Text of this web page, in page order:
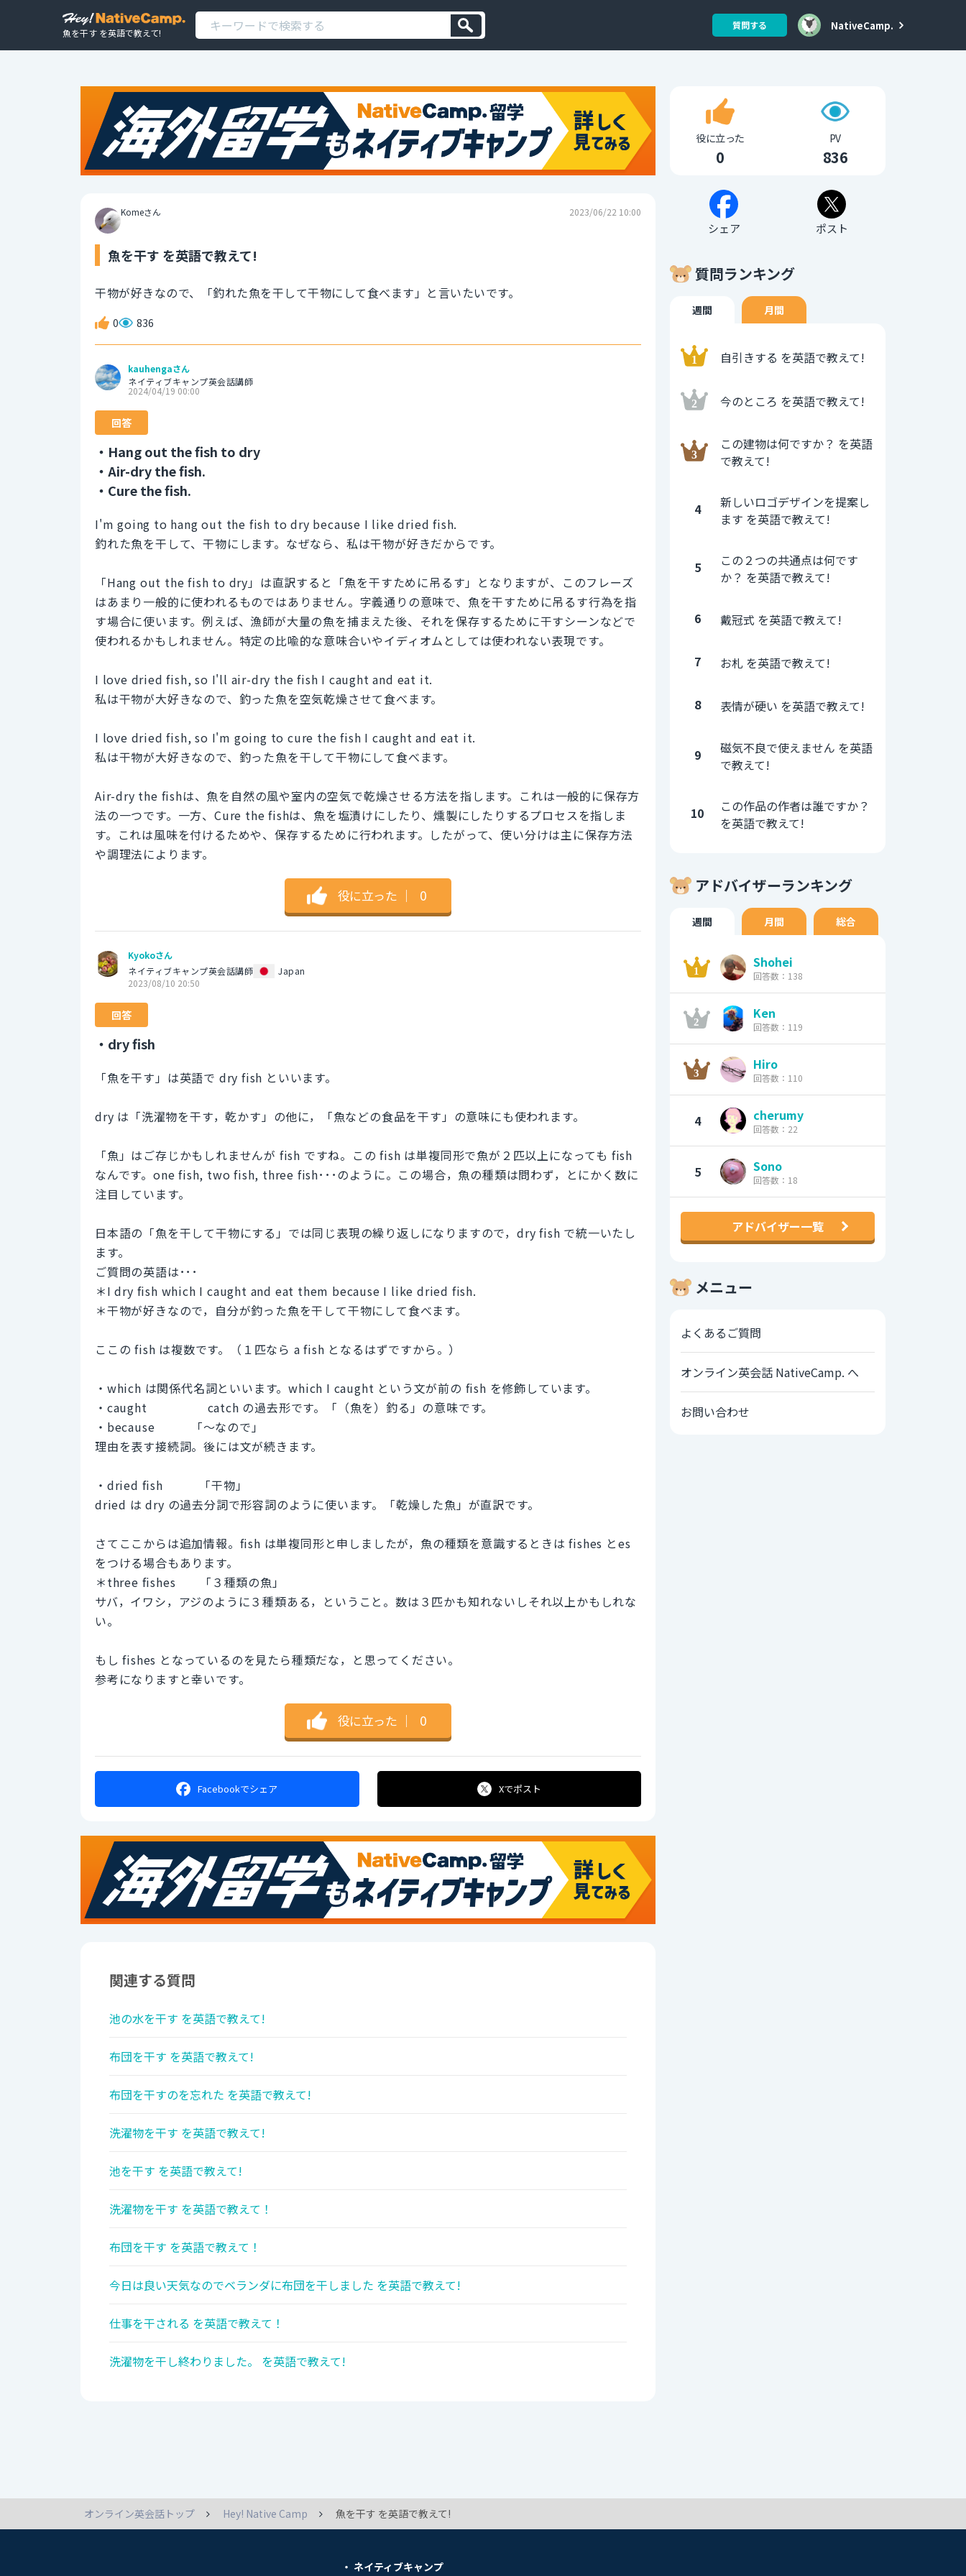
魚を干す を英語で教えて!
質問する NativeCamp.
Komeさん 2023/06/22 10:00
魚を干す を英語で教えて!
干物が好きなので、「釣れた魚を干して干物にして食べます」と言いたいです。
0 836
kauhengaさん
ネイティブキャンプ英会話講師
2024/04/19 00:00
回答
・Hang out the fish to dry
・Air-dry the fish.
・Cure the fish.
I'm going to hang out the fish to dry because I like dried fish.
釣れた魚を干して、干物にします。なぜなら、私は干物が好きだからです。
「Hang out the fish to dry」は直訳すると「魚を干すために吊るす」となりますが、このフレーズ
はあまり一般的に使われるものではありません。字義通りの意味で、魚を干すために吊るす行為を指
す場合に使います。例えば、漁師が大量の魚を捕まえた後、それを保存するために干すシーンなどで
使われるかもしれません。特定の比喩的な意味合いやイディオムとしては使われない表現です。
I love dried fish, so I'll air-dry the fish I caught and eat it.
私は干物が大好きなので、釣った魚を空気乾燥させて食べます。
I love dried fish, so I'm going to cure the fish I caught and eat it.
私は干物が大好きなので、釣った魚を干して干物にして食べます。
Air-dry the fishは、魚を自然の風や室内の空気で乾燥させる方法を指します。これは一般的に保存方
法の一つです。一方、Cure the fishは、魚を塩漬けにしたり、燻製にしたりするプロセスを指しま
す。これは風味を付けるためや、保存するために行われます。したがって、使い分けは主に保存方法
や調理法によります。
役に立った ｜ 0
Kyokoさん
ネイティブキャンプ英会話講師
Japan
2023/08/10 20:50
回答
・dry fish
「魚を干す」は英語で dry fish といいます。
dry は「洗濯物を干す，乾かす」の他に，「魚などの食品を干す」の意味にも使われます。
「魚」はご存じかもしれませんが fish ですね。この fish は単複同形で魚が２匹以上になっても fish
なんです。one fish, two fish, three fish･･･のように。この場合，魚の種類は問わず，とにかく数に
注目しています。
日本語の「魚を干して干物にする」では同じ表現の繰り返しになりますので，dry fish で統一いたし
ます。
ご質問の英語は･･･
＊I dry fish which I caught and eat them because I like dried fish.
＊干物が好きなので，自分が釣った魚を干して干物にして食べます。
ここの fish は複数です。（１匹なら a fish となるはずですから。）
・which は関係代名詞といいます。which I caught という文が前の fish を修飾しています。
・caught catch の過去形です。「（魚を）釣る」の意味です。
・because 「～なので」
理由を表す接続詞。後には文が続きます。
・dried fish 「干物」
dried は dry の過去分詞で形容詞のように使います。「乾燥した魚」が直訳です。
さてここからは追加情報。fish は単複同形と申しましたが，魚の種類を意識するときは fishes とes
をつける場合もあります。
＊three fishes 「３種類の魚」
サバ，イワシ，アジのように３種類ある，ということ。数は３匹かも知れないしそれ以上かもしれな
い。
もし fishes となっているのを見たら種類だな，と思ってください。
参考になりますと幸いです。
役に立った ｜ 0
Facebookでシェア Xでポスト
関連する質問
池の水を干す を英語で教えて!
布団を干す を英語で教えて!
布団を干すのを忘れた を英語で教えて!
洗濯物を干す を英語で教えて!
池を干す を英語で教えて!
洗濯物を干す を英語で教えて！
布団を干す を英語で教えて！
今日は良い天気なのでベランダに布団を干しました を英語で教えて!
仕事を干される を英語で教えて！
洗濯物を干し終わりました。 を英語で教えて!
役に立った
0
PV
836
シェア ポスト
質問ランキング
週間 月間
自引きする を英語で教えて!
今のところ を英語で教えて!
この建物は何ですか？ を英語
で教えて!
4
新しいロゴデザインを提案し
ます を英語で教えて!
5
この２つの共通点は何です
か？ を英語で教えて!
6 戴冠式 を英語で教えて!
7 お札 を英語で教えて!
8 表情が硬い を英語で教えて!
9
磁気不良で使えません を英語
で教えて!
10
この作品の作者は誰ですか？
を英語で教えて!
アドバイザーランキング
週間 月間 総合
Shohei
回答数：138
Ken
回答数：119
Hiro
回答数：110
4 cherumy
回答数：22
5 Sono
回答数：18
アドバイザー一覧
メニュー
よくあるご質問
オンライン英会話 NativeCamp. へ
お問い合わせ
オンライン英会話トップ Hey! Native Camp 魚を干す を英語で教えて!
ネイティブキャンプ